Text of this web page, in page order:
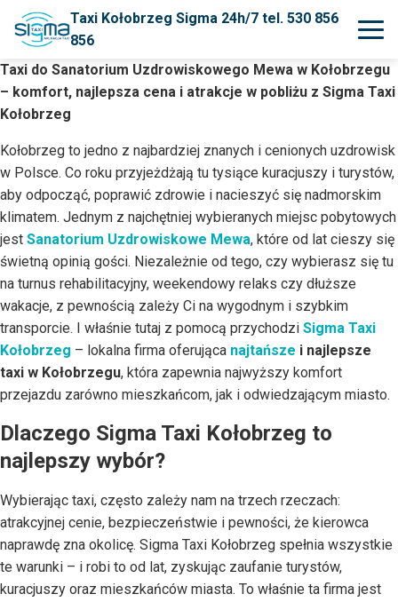
Taxi Kołobrzeg Sigma 24h/7 tel. 530 856
856
Taxi do Sanatorium Uzdrowiskowego Mewa w Kołobrzegu
– komfort, najlepsza cena i atrakcje w pobliżu z Sigma Taxi
Kołobrzeg
Kołobrzeg to jedno z najbardziej znanych i cenionych uzdrowisk
w Polsce. Co roku przyjeżdżają tu tysiące kuracjuszy i turystów,
aby odpocząć, poprawić zdrowie i nacieszyć się nadmorskim
klimatem. Jednym z najchętniej wybieranych miejsc pobytowych
jest Sanatorium Uzdrowiskowe Mewa, które od lat cieszy się
świetną opinią gości. Niezależnie od tego, czy wybierasz się tu
na turnus rehabilitacyjny, weekendowy relaks czy dłuższe
wakacje, z pewnością zależy Ci na wygodnym i szybkim
transporcie. I właśnie tutaj z pomocą przychodzi Sigma Taxi
Kołobrzeg – lokalna firma oferująca najtańsze i najlepsze
taxi w Kołobrzegu, która zapewnia najwyższy komfort
przejazdu zarówno mieszkańcom, jak i odwiedzającym miasto.
Dlaczego Sigma Taxi Kołobrzeg to
najlepszy wybór?
Wybierając taxi, często zależy nam na trzech rzeczach:
atrakcyjnej cenie, bezpieczeństwie i pewności, że kierowca
naprawdę zna okolicę. Sigma Taxi Kołobrzeg spełnia wszystkie
te warunki – i robi to od lat, zyskując zaufanie turystów,
kuracjuszy oraz mieszkańców miasta. To właśnie ta firma jest